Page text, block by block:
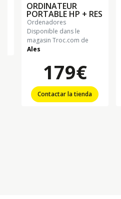
ORDINATEUR
PORTABLE HP + RES
ordenadores
Disponible dans le
magasin Troc.com de
Ales
179€
Contactar la tienda